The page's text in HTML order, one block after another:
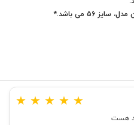
56 می باشد.*
★ ★ ★ ★ ★
هست